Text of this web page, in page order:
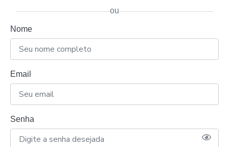
ou
Nome
Email
Senha